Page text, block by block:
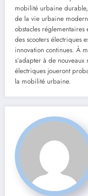
mobilité urbaine
de la vie urbaine
obstacles
des scooters électriques
innovation continues. À
s’adapter à de
électriques joueront
la mobilité urbaine.